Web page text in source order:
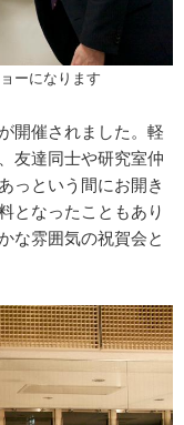
ーになります
開催されました。軽
友達同士や研究室仲
っという間にお開き
となったこともあり
な雰囲気の祝賀会と